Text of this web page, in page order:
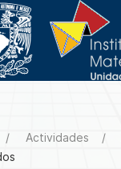
Actividades